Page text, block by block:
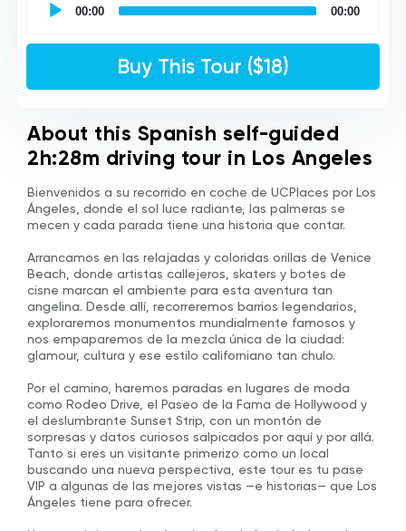
self
00:00 00:00
Buy This Tour ($18)
About this Spanish self-guided
2h:28m driving tour in Los Angeles
Bienvenidos a su recorrido en coche de UCPlaces por Los
Ángeles, donde el sol luce radiante, las palmeras se
mecen y cada parada tiene una historia que contar.
Arrancamos en las relajadas y coloridas orillas de Venice
Beach, donde artistas callejeros, skaters y botes de
cisne marcan el ambiente para esta aventura tan
angelina. Desde allí, recorreremos barrios legendarios,
exploraremos monumentos mundialmente famosos y
nos empaparemos de la mezcla única de la ciudad:
glamour, cultura y ese estilo californiano tan chulo.
Por el camino, haremos paradas en lugares de moda
como Rodeo Drive, el Paseo de la Fama de Hollywood y
el deslumbrante Sunset Strip, con un montón de
sorpresas y datos curiosos salpicados por aquí y por allá.
Tanto si eres un visitante primerizo como un local
buscando una nueva perspectiva, este tour es tu pase
VIP a algunas de las mejores vistas —e historias— que Los
Ángeles tiene para ofrecer.